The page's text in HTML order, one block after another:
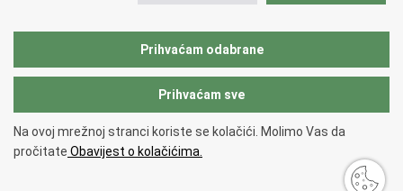
CARNET
Copyright © 2026 Ministarstvo znanosti, obrazovanja i mladih.
korištenjaIzjava o pristupačnosti
Prihvaćam odabrane
Prihvaćam sve
Na ovoj mrežnoj stranci koriste se kolačići. Molimo Vas da
pročitate Obavijest o kolačićima.